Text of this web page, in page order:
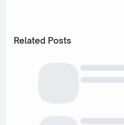
Related Posts